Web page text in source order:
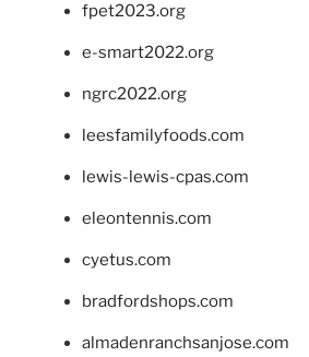
fpet2023.org
e-smart2022.org
ngrc2022.org
leesfamilyfoods.com
lewis-lewis-cpas.com
eleontennis.com
cyetus.com
bradfordshops.com
almadenranchsanjose.com